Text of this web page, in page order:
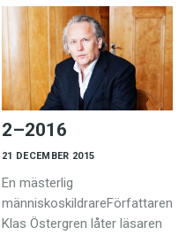
2–2016
21 DECEMBER 2015
En mästerlig
människoskildrareFörfattaren
Klas Östergren låter läsaren